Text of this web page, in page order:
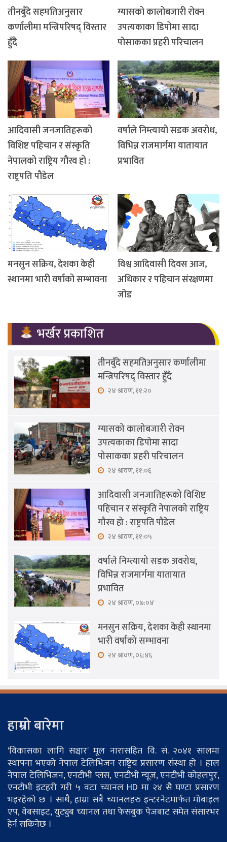
तीनबुँदे सहमतिअनुसार
कर्णालीमा मन्त्रिपरिषद् विस्तार
हुँदै
ग्यासको कालोबजारी रोक्न
उपत्यकाका डिपोमा सादा
पोसाकका प्रहरी परिचालन
आदिवासी जनजातिहरूको
विशिष्ट पहिचान र संस्कृति
नेपालको राष्ट्रिय गौरव हो :
राष्ट्रपति पौडेल
वर्षाले निम्त्यायो सडक अवरोध,
विभिन्न राजमार्गमा यातायात
प्रभावित
मनसुन सक्रिय, देशका केही
स्थानमा भारी वर्षाको सम्भावना
विश्व आदिवासी दिवस आज,
अधिकार र पहिचान संरक्षणमा
जोड
भर्खर प्रकाशित
तीनबुँदे सहमतिअनुसार कर्णालीमा
मन्त्रिपरिषद् विस्तार हुँदै
२४ श्रावण, ११:२०
ग्यासको कालोबजारी रोक्न
उपत्यकाका डिपोमा सादा
पोसाकका प्रहरी परिचालन
२४ श्रावण, ११:०६
आदिवासी जनजातिहरूको विशिष्ट
पहिचान र संस्कृति नेपालको राष्ट्रिय
गौरव हो : राष्ट्रपति पौडेल
२४ श्रावण, ११:०५
वर्षाले निम्त्यायो सडक अवरोध,
विभिन्न राजमार्गमा यातायात
प्रभावित
२४ श्रावण, ०७:०४
मनसुन सक्रिय, देशका केही स्थानमा
भारी वर्षाको सम्भावना
२४ श्रावण, ०६:४६
हाम्रो बारेमा
'विकासका लागि सञ्चार' मूल नारासहित वि. सं. २०४१ सालमा
स्थापना भएको नेपाल टेलिभिजन राष्ट्रिय प्रसारण संस्था हो । हाल
नेपाल टेलिभिजन, एनटीभी प्लस, एनटीभी न्यूज, एनटीभी कोहलपुर,
एनटीभी इटहरी गरी ५ वटा च्यानल HD मा २४ सै घण्टा प्रसारण
भइरहेको छ । साथै, हाम्रा सबै च्यानलहरु इन्टरनेटमार्फत मोबाइल
एप, वेबसाइट, युट्युब च्यानल तथा फेसबुक पेजबाट समेत संसारभर
हेर्न सकिनेछ ।